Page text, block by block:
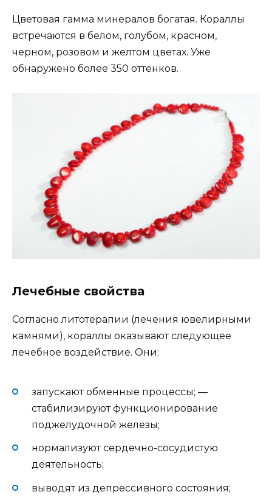
Цветовая гамма минералов богатая. Кораллы
встречаются в белом, голубом, красном,
черном, розовом и желтом цветах. Уже
обнаружено более 350 оттенков.
Лечебные свойства
Согласно литотерапии (лечения ювелирными
камнями), кораллы оказывают следующее
лечебное воздействие. Они:
запускают обменные процессы; —
стабилизируют функционирование
поджелудочной железы;
нормализуют сердечно-сосудистую
деятельность;
выводят из депрессивного состояния;